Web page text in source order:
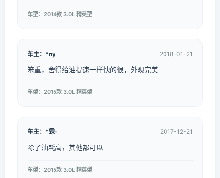
车型：2014款 3.0L 精英型
车主：*ny 2018-01-21
笨重，舍得给油提速一样快的很，外观完美
车型：2015款 3.0L 精英型
车主：*霖- 2017-12-21
除了油耗高，其他都可以
车型：2015款 3.0L 精英型